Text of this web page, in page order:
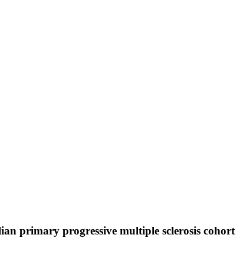
primary progressive multiple sclerosis cohort